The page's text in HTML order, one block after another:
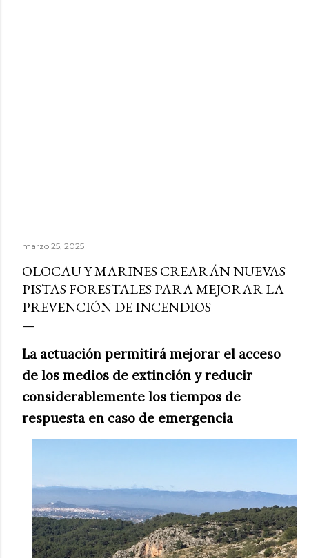
marzo 25, 2025
OLOCAU Y MARINES CREARÁN NUEVAS
PISTAS FORESTALES PARA MEJORAR LA
PREVENCIÓN DE INCENDIOS
La actuación permitirá mejorar el acceso
de los medios de extinción y reducir
considerablemente los tiempos de
respuesta en caso de emergencia